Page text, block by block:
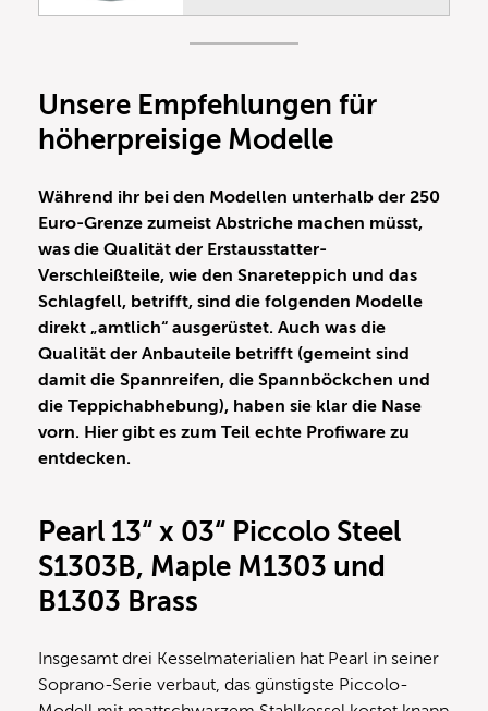
Unsere Empfehlungen für
höherpreisige Modelle
Während ihr bei den Modellen unterhalb der 250
Euro-Grenze zumeist Abstriche machen müsst,
was die Qualität der Erstausstatter-
Verschleißteile, wie den Snareteppich und das
Schlagfell, betrifft, sind die folgenden Modelle
direkt „amtlich“ ausgerüstet. Auch was die
Qualität der Anbauteile betrifft (gemeint sind
damit die Spannreifen, die Spannböckchen und
die Teppichabhebung), haben sie klar die Nase
vorn. Hier gibt es zum Teil echte Profiware zu
entdecken.
Pearl 13“ x 03“ Piccolo Steel
S1303B, Maple M1303 und
B1303 Brass
Insgesamt drei Kesselmaterialien hat Pearl in seiner
Soprano-Serie verbaut, das günstigste Piccolo-